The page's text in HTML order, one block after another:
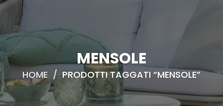
MENSOLE
HOME / PRODOTTI TAGGATI “MENSOLE”